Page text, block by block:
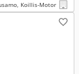
Koillis-Motor